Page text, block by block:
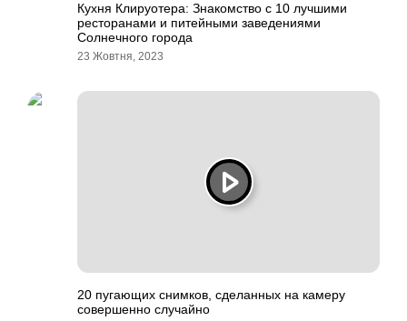
Кухня Клируотера: Знакомство с 10 лучшими
ресторанами и питейными заведениями
Солнечного города
23 Жовтня, 2023
20 пугающих снимков, сделанных на камеру
совершенно случайно